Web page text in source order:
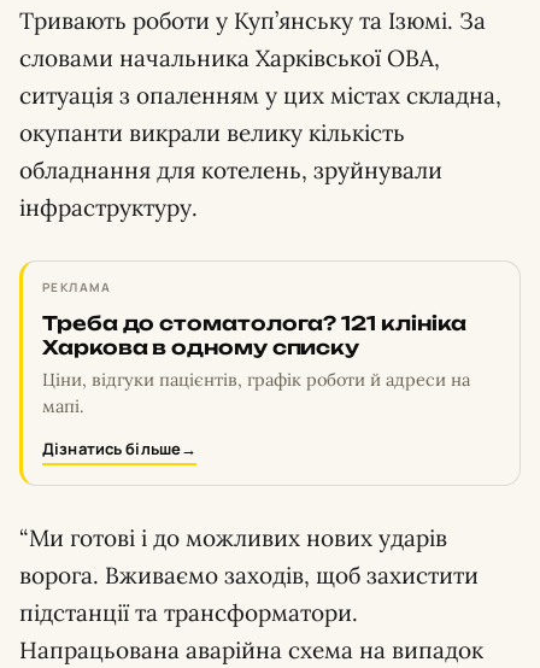
Тривають роботи у Куп’янську та Ізюмі. За
словами начальника Харківської ОВА,
ситуація з опаленням у цих містах складна,
окупанти викрали велику кількість
обладнання для котелень, зруйнували
інфраструктуру.
РЕКЛАМА
Треба до стоматолога? 121 клініка
Харкова в одному списку
Ціни, відгуки пацієнтів, графік роботи й адреси на
мапі.
Дізнатись більше→
“Ми готові і до можливих нових ударів
ворога. Вживаємо заходів, щоб захистити
підстанції та трансформатори.
Напрацьована аварійна схема на випадок